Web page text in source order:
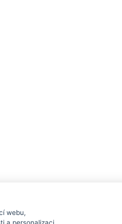
Obchodní podmínky
webu,